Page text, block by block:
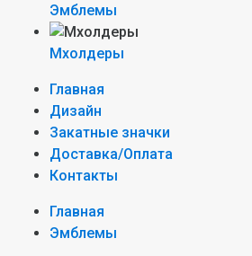
Эмблемы
Мхолдеры
Главная
Дизайн
Закатные значки
Доставка/Оплата
Контакты
Главная
Эмблемы